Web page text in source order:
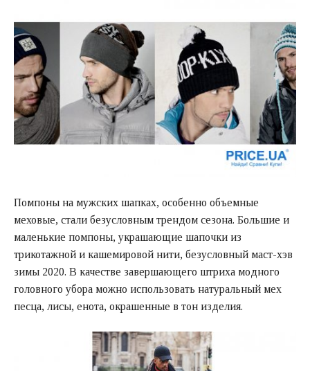
Помпоны на мужских шапках, особенно объемные
меховые, стали безусловным трендом сезона. Большие и
маленькие помпоны, украшающие шапочки из
трикотажной и кашемировой нити, безусловный маст-хэв
зимы 2020. В качестве завершающего штриха модного
головного убора можно использовать натуральный мех
песца, лисы, енота, окрашенные в тон изделия.